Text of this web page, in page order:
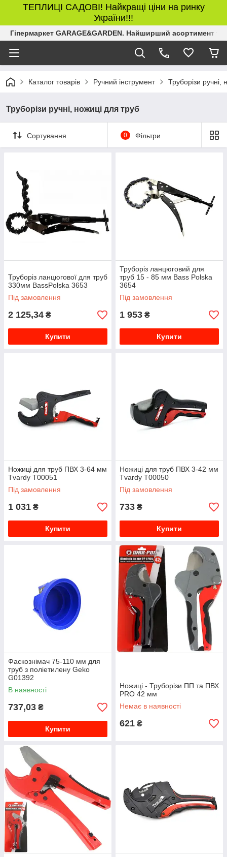
ТЕПЛИЦІ САДОВІ! Найкращі ціни на ринку
України!!!
Гіпермаркет GARAGE&GARDEN. Найширший асортимент
Каталог товарів Ручний інструмент Труборізи ручні,
Труборізи ручні, ножиці для труб
Сортування 0 Фільтри
Труборіз ланцюгової для труб
330мм BassPolska 3653
Під замовлення
2 125,34 ₴
Купити
Труборіз ланцюговий для
труб 15 - 85 мм Bass Polska
3654
Під замовлення
1 953 ₴
Купити
Ножиці для труб ПВХ 3-64 мм
Tvardy T00051
Під замовлення
1 031 ₴
Купити
Ножиці для труб ПВХ 3-42 мм
Tvardy T00050
Під замовлення
733 ₴
Купити
Фаскознімач 75-110 мм для
труб з поліетилену Geko
G01392
В наявності
737,03 ₴
Купити
Ножиці - Труборізи ПП та ПВХ
PRO 42 мм
Немає в наявності
621 ₴